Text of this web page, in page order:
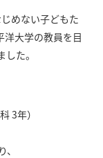
めない子どもた
洋大学の教員を目
た。
3年）